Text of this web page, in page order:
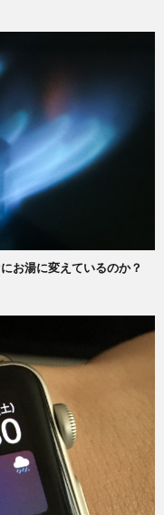
お湯に変えているのか？